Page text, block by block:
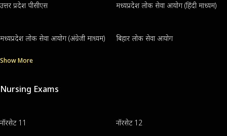
उत्तर प्रदेश पीसीएस मध्यप्रदेश लोक सेवा आयोग (हिंदी माध्यम)
मध्यप्रदेश लोक सेवा आयोग (अंग्रेजी माध्यम) बिहार लोक सेवा आयोग
Show More
Nursing Exams
नॉरसेट 11 नॉरसेट 12